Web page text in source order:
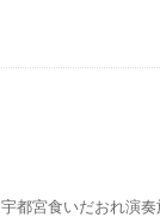
宇都宮食いだおれ演